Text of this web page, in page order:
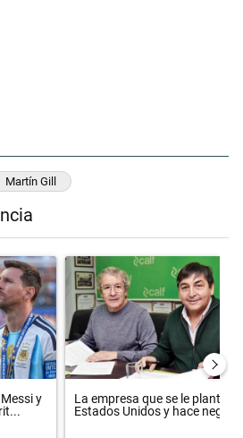
Martín Gill
con el título "Milei despidió a Jorge Messi
y
Un artículo de tendencia con el
La empresa que se le plantó a
Estados Unidos y hace neg...